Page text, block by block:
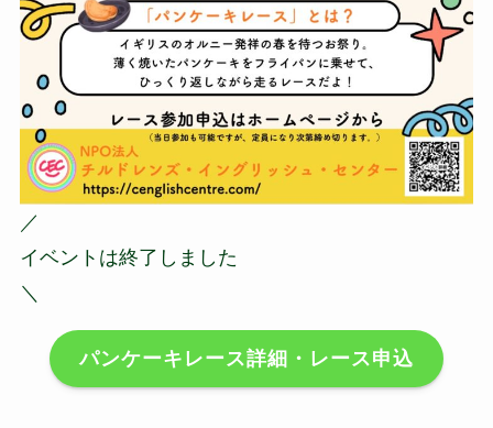
／
イベントは終了しました
＼
パンケーキレース詳細・レース申込